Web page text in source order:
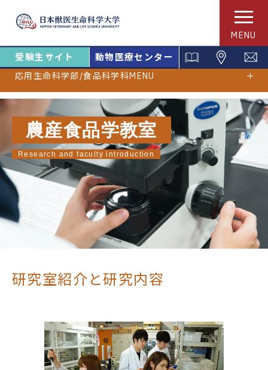
MENU
受験生サイト 動物医療センター
農産食品学教室
Research and faculty introduction
応用生命科学部/食品科学科MENU
研究室紹介と研究内容